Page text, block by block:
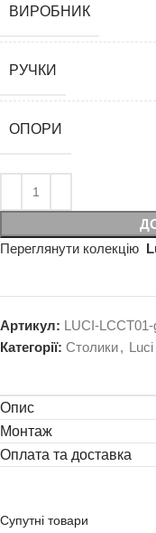
ВИРОБНИК
РУЧКИ
ОПОРИ
Переглянути колекцію
Артикул: LUCI-LCCT01-
Категорії: Столики, Luci
Опис
Монтаж
Оплата та доставка
Супутні товари